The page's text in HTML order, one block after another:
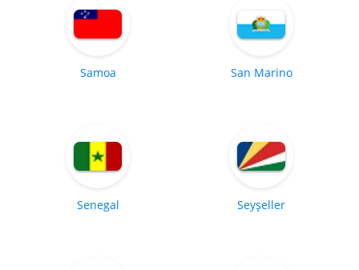
Samoa San Marino
Senegal Seyşeller